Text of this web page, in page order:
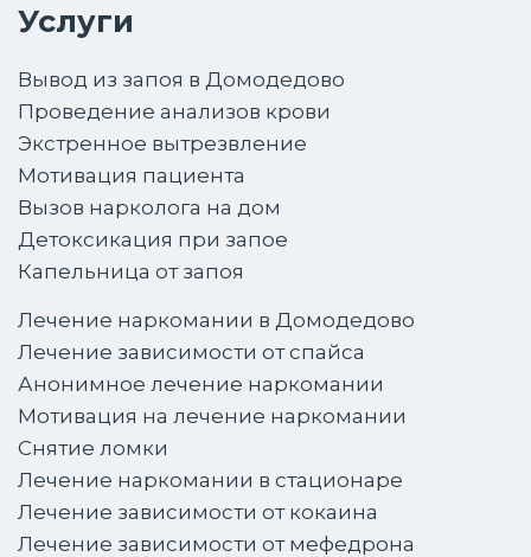
Услуги
Вывод из запоя в Домодедово
Проведение анализов крови
Экстренное вытрезвление
Мотивация пациента
Вызов нарколога на дом
Детоксикация при запое
Капельница от запоя
Лечение наркомании в Домодедово
Лечение зависимости от спайса
Анонимное лечение наркомании
Мотивация на лечение наркомании
Снятие ломки
Лечение наркомании в стационаре
Лечение зависимости от кокаина
Лечение зависимости от мефедрона